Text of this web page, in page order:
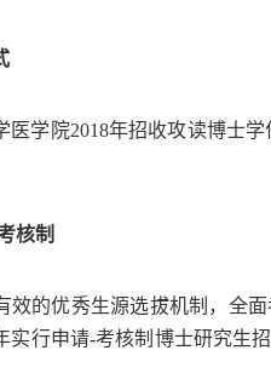
医学院2018年招收攻读博士
核制
效的优秀生源选拔机制，全
实行申请-考核制博士研究生